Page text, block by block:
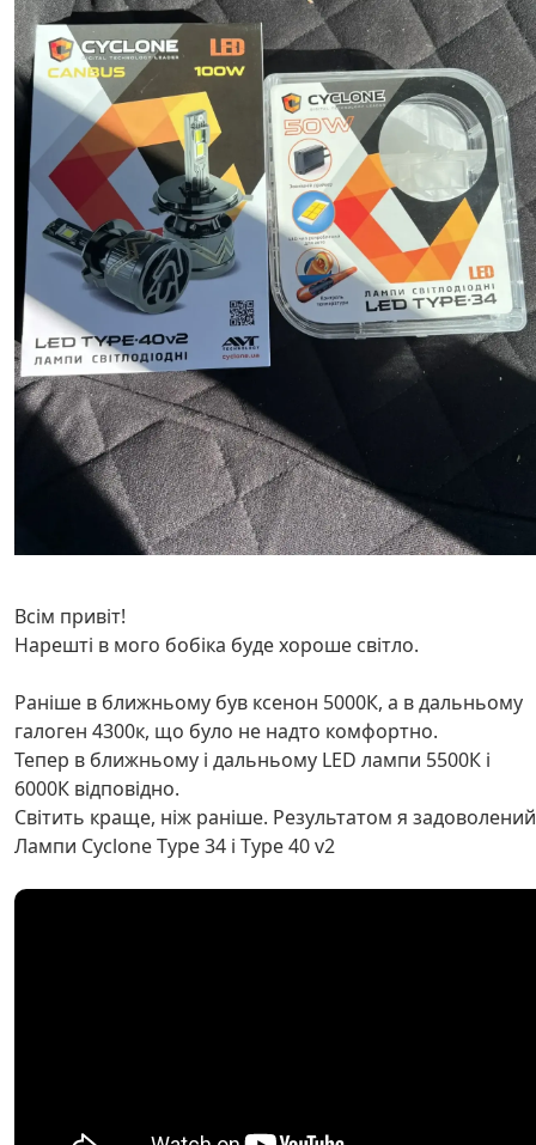
Всім привіт!
Нарешті в мого бобіка буде хороше світло.
Раніше в ближньому був ксенон 5000К, а в дальньому
галоген 4300к, що було не надто комфортно.
Тепер в ближньому і дальньому LED лампи 5500К і
6000К відповідно.
Світить краще, ніж раніше. Результатом я
Лампи Cyclone Type 34 i Type 40 v2